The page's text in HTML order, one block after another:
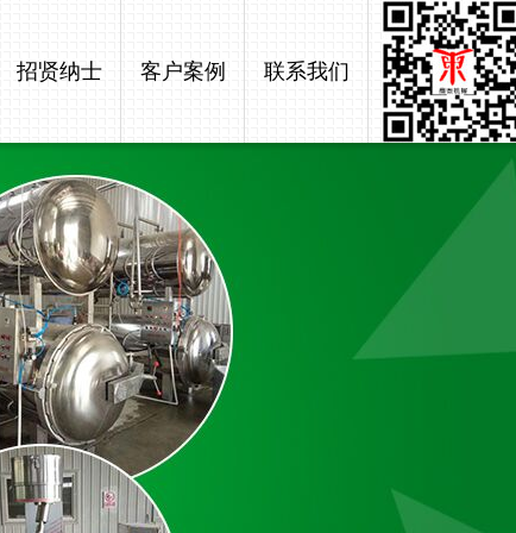
招贤纳士 客户案例 联系我们